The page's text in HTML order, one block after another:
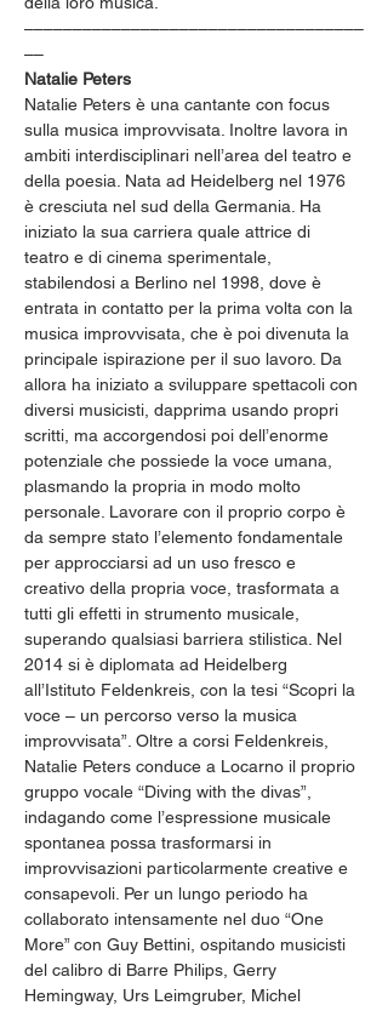
–––––––––––––––––––––––––––––––––––
––
Natalie Peters
Natalie Peters è una cantante con focus
sulla musica improvvisata. Inoltre lavora in
ambiti interdisciplinari nell’area del teatro e
della poesia. Nata ad Heidelberg nel 1976
è cresciuta nel sud della Germania. Ha
iniziato la sua carriera quale attrice di
teatro e di cinema sperimentale,
stabilendosi a Berlino nel 1998, dove è
entrata in contatto per la prima volta con la
musica improvvisata, che è poi divenuta la
principale ispirazione per il suo lavoro. Da
allora ha iniziato a sviluppare spettacoli con
diversi musicisti, dapprima usando propri
scritti, ma accorgendosi poi dell’enorme
potenziale che possiede la voce umana,
plasmando la propria in modo molto
personale. Lavorare con il proprio corpo è
da sempre stato l’elemento fondamentale
per approcciarsi ad un uso fresco e
creativo della propria voce, trasformata a
tutti gli effetti in strumento musicale,
superando qualsiasi barriera stilistica. Nel
2014 si è diplomata ad Heidelberg
all’Istituto Feldenkreis, con la tesi “Scopri la
voce – un percorso verso la musica
improvvisata”. Oltre a corsi Feldenkreis,
Natalie Peters conduce a Locarno il proprio
gruppo vocale “Diving with the divas”,
indagando come l’espressione musicale
spontanea possa trasformarsi in
improvvisazioni particolarmente creative e
consapevoli. Per un lungo periodo ha
collaborato intensamente nel duo “One
More” con Guy Bettini, ospitando musicisti
del calibro di Barre Philips, Gerry
Hemingway, Urs Leimgruber, Michel